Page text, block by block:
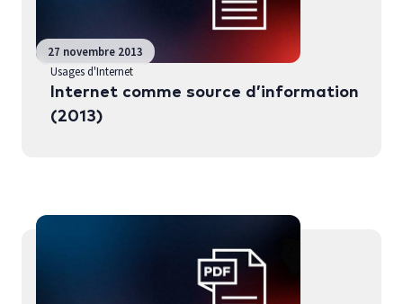
27 novembre 2013
Usages d'Internet
Internet comme source d’information
(2013)